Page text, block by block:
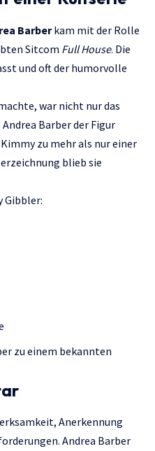
Barberkam mit der Rolle
Sitcom Full House. Die
und oft der humorvolle
war nicht nur das
Barber der Figur
zu mehr als nur einer
blieb sie
Gibbler:
zu einem bekannten
Anerkennung
Andrea Barber